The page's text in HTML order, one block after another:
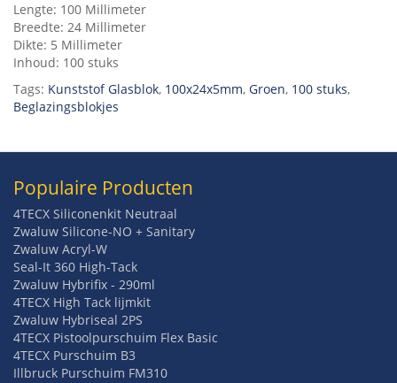
Lengte: 100 Millimeter
Breedte: 24 Millimeter
Dikte: 5 Millimeter
Inhoud: 100 stuks
Tags: Kunststof Glasblok, 100x24x5mm, Groen, 100 stuks,
Beglazingsblokjes
Populaire Producten
4TECX Siliconenkit Neutraal
Zwaluw Silicone-NO + Sanitary
Zwaluw Acryl-W
Seal-It 360 High-Tack
Zwaluw Hybrifix - 290ml
4TECX High Tack lijmkit
Zwaluw Hybriseal 2PS
4TECX Pistoolpurschuim Flex Basic
4TECX Purschuim B3
Illbruck Purschuim FM310